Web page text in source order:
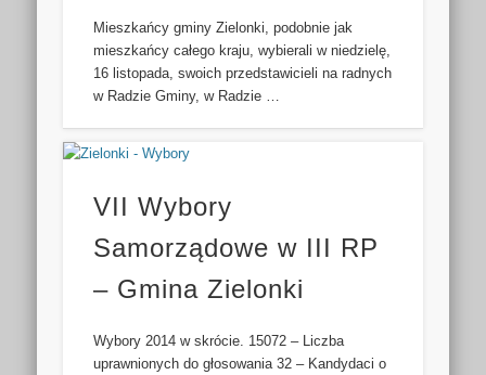
Mieszkańcy gminy Zielonki, podobnie jak
mieszkańcy całego kraju, wybierali w niedzielę,
16 listopada, swoich przedstawicieli na radnych
w Radzie Gminy, w Radzie …
VII Wybory
Samorządowe w III RP
– Gmina Zielonki
Wybory 2014 w skrócie. 15072 – Liczba
uprawnionych do głosowania 32 – Kandydaci o